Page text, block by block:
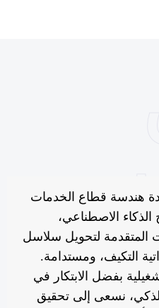
هندسة قطاع الخدمات
الاصطناعي،
المتقدمة لتحويل سلاسل
التكيف، ومستدامة.
بفضل الابتكار في
نسعى إلى تحقيق